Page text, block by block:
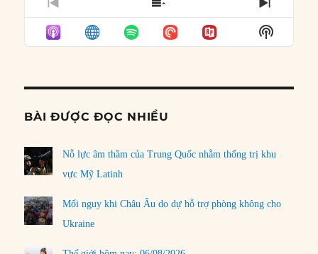
PREVIOUS
EPISODE
SHOW
EPISODES
LIST
NEXT
Show
Podcast
BÀI ĐƯỢC ĐỌC NHIỀU
Nỗ lực âm thầm của Trung Quốc nhằm thống trị khu
vực Mỹ Latinh
Mối nguy khi Châu Âu do dự hỗ trợ phòng không cho
Ukraine